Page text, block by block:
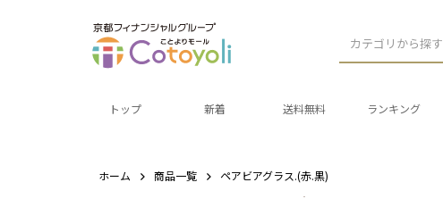
カテゴリから探す
トップ 新着 送料無料 ランキング
ホーム 商品一覧 ペアビアグラス.(赤.黒)